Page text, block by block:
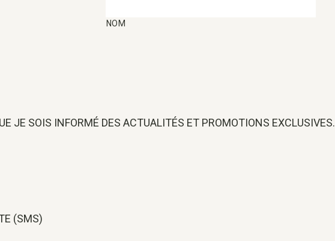
NOM
JE SOIS INFORMÉ DES ACTUALITÉS ET PROMOTIONS EXCLUSIVES.
(SMS)